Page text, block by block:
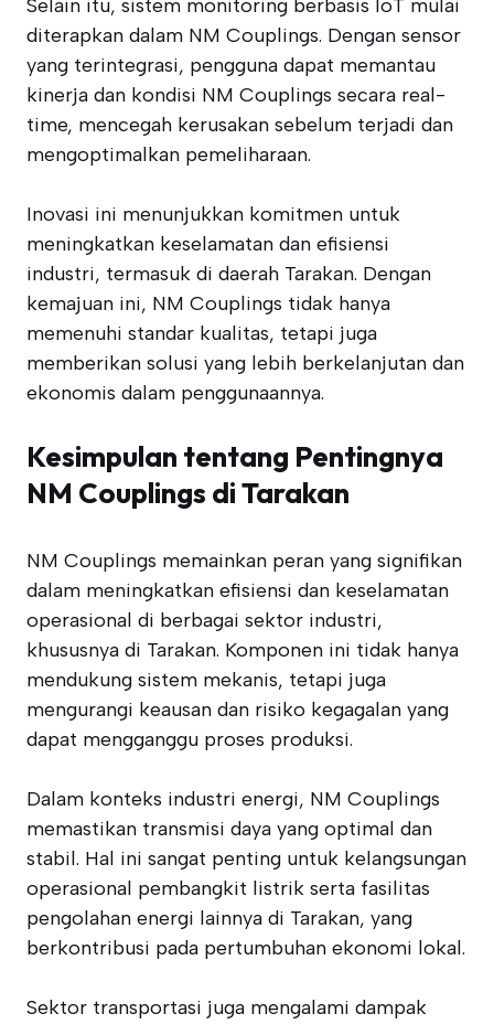
Selain itu, sistem monitoring berbasis IoT mulai
diterapkan dalam NM Couplings. Dengan sensor
yang terintegrasi, pengguna dapat memantau
kinerja dan kondisi NM Couplings secara real-
time, mencegah kerusakan sebelum terjadi dan
mengoptimalkan pemeliharaan.
Inovasi ini menunjukkan komitmen untuk
meningkatkan keselamatan dan efisiensi
industri, termasuk di daerah Tarakan. Dengan
kemajuan ini, NM Couplings tidak hanya
memenuhi standar kualitas, tetapi juga
memberikan solusi yang lebih berkelanjutan dan
ekonomis dalam penggunaannya.
Kesimpulan tentang Pentingnya
NM Couplings di Tarakan
NM Couplings memainkan peran yang signifikan
dalam meningkatkan efisiensi dan keselamatan
operasional di berbagai sektor industri,
khususnya di Tarakan. Komponen ini tidak hanya
mendukung sistem mekanis, tetapi juga
mengurangi keausan dan risiko kegagalan yang
dapat mengganggu proses produksi.
Dalam konteks industri energi, NM Couplings
memastikan transmisi daya yang optimal dan
stabil. Hal ini sangat penting untuk kelangsungan
operasional pembangkit listrik serta fasilitas
pengolahan energi lainnya di Tarakan, yang
berkontribusi pada pertumbuhan ekonomi lokal.
Sektor transportasi juga mengalami dampak